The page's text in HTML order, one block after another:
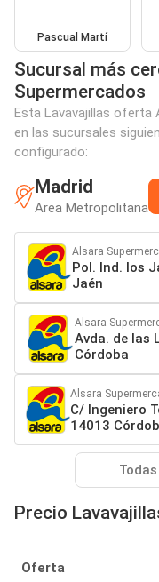
Pascual Martí
Sucursal más
Supermercados
Esta Lavavajillas oferta
en las sucursales
configurado:
Madrid
Area Metropolitana
Alsara
Pol. Ind. los
Jaén
Alsara
Avda. de las
Córdoba
Alsara
C/ Ingeniero
14013
Precio
Oferta